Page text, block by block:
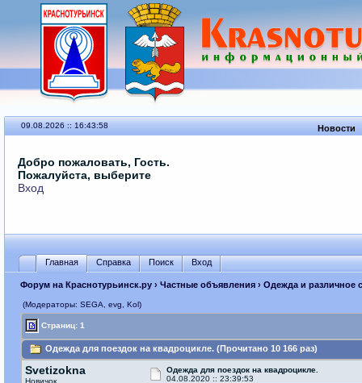
09.08.2026 :: 16:43:58 Новости
Добро пожаловать, Гость.
Пожалуйста, выберите
Вход
Главная Справка Поиск Вход
Форум на Краснотурьинск.ру› Частные объявления› Одежда и различное
(Модераторы: SEGА, evg, Kol)
Страниц: 1
Одежда для поездок на квадроцикле. (Прочитано 10 166 раз)
Svetizokna
Новичок
Одежда для поездок на квадроцикле.
04.08.2020 :: 23:39:53